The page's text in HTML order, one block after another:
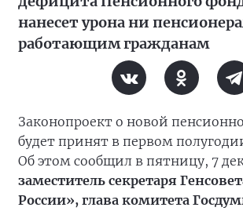
нанесет урона ни
работающим гражданам
Законопроект о новой
будет принят в первом
Об этом сообщил в пятницу, 7
заместитель секретаря
России», глава комитета